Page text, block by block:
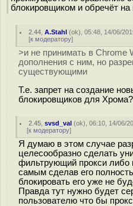
блокировщиком и обречёт на
2.44 ,A.Stahl (ok), 05:48, 14/06/
[к модератору]
>и не принимать в Chrome
дополнения с ним, но
существующими
Т.е. запрет на создание
блокировщиков для
2.45 ,svsd_val (ok), 06:10, 14/06/
[к модератору]
Я думаю в этом случае
целесообразно сделать
фильтрующий прокси либо
самым сделав его
блокировать его уже не
Правда тут нужно будет
пользователю что бы